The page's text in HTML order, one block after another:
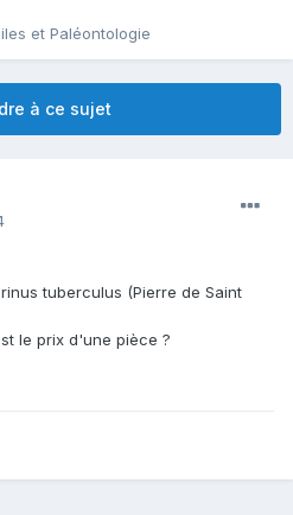
et Paléontologie
à ce sujet
tuberculus (Pierre de Saint
le prix d'une pièce ?